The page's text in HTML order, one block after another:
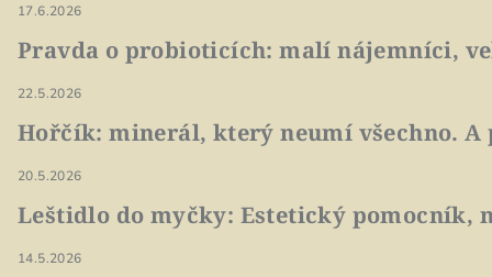
17.6.2026
Pravda o probioticích: malí nájemníci,
22.5.2026
Hořčík: minerál, který neumí všechno.
20.5.2026
Leštidlo do myčky: Estetický pomocník,
14.5.2026